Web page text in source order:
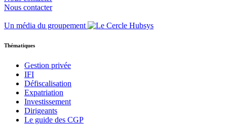
Nous contacter
Un média du groupement
Thématiques
Gestion privée
IFI
Défiscalisation
Expatriation
Investissement
Dirigeants
Le guide des CGP